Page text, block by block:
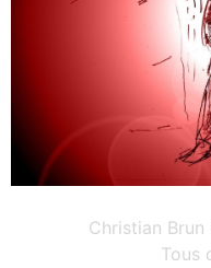
Christian
Tous